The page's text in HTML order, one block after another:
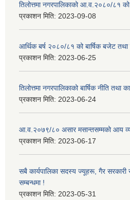
तिलोत्तमा नगरपालिकाको आ.व.२०८०/८१
प्रकाशन मिति: 2023-09-08
आर्थिक बर्ष २०८०/८१ को बार्षिक बजेट तथा
प्रकाशन मिति: 2023-06-25
तिलोत्तमा नगरपालिकाको बार्षिक नीति
प्रकाशन मिति: 2023-06-24
आ.व.२०७९/८० असार मसान्तसम्मको आय
प्रकाशन मिति: 2023-06-17
सबै कार्यपालिका सदस्य ज्यूहरू, गैर
सम्बन्धमा !
प्रकाशन मिति: 2023-05-31